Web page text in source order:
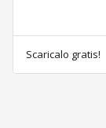
Scaricalo gratis!